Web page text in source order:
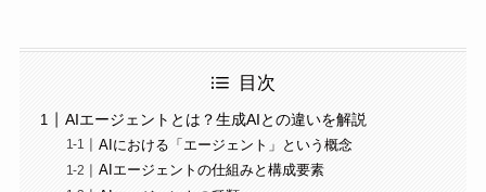
目次
AIエージェントとは？生成AIとの違いを解説
AIにおける「エージェント」という概念
AIエージェントの仕組みと構成要素